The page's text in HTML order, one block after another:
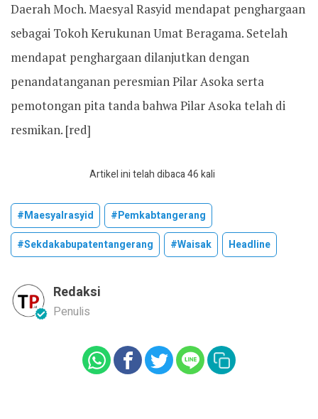
Daerah Moch. Maesyal Rasyid mendapat penghargaan
sebagai Tokoh Kerukunan Umat Beragama. Setelah
mendapat penghargaan dilanjutkan dengan
penandatanganan peresmian Pilar Asoka serta
pemotongan pita tanda bahwa Pilar Asoka telah di
resmikan. [red]
Artikel ini telah dibaca 46 kali
#maesyalrasyid
#pemkabtangerang
#sekdakabupatentangerang
#waisak Headline
Redaksi
Penulis